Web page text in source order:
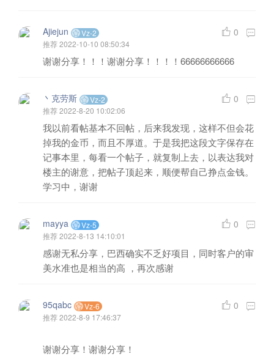
Ajiejun Vz-2 0
推荐2022-10-10 08:50:34
谢谢分享！！！谢谢分享！！！！66666666666
丶克劳斯 Vz-2 0
推荐2022-8-20 10:02:06
我以前看帖基本不回帖，后来我发现，这样不但会花
掉我的金币，而且不厚道。于是我把这段文字保存在
记事本里，每看一个帖子，就复制上去，以表达我对
楼主的谢意，把帖子顶起来，顺便帮自己挣点金钱。
学习中，谢谢
mayya Vz-5 0
推荐2022-8-13 14:10:01
感谢无私分享，巴西确实不乏好项目，同时客户的审
美水准也是相当的高 ，再次感谢
95qabc Vz-6 0
推荐2022-8-9 17:46:37
谢谢分享！谢谢分享！